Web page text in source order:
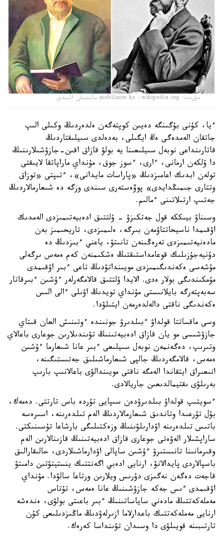
سۋرەت: mobilaser.kz ،wikipedia.org سايتىنان الىندى
ءيا، كۇنى بۇگىنگە دەيىن كوپتەگەن ەلدەردىڭ وكىلى الىپ
جاتقان الەمدەگى ەڭ ايگىلى، بەدەلدى سىيلىقتاردىڭ
قاتارىنداعى نوبەل سىيلىعىنا يە بولۋ قازاق اقىن-جازۋشىلارىنىڭ
دا ۇلكەن ارمانى، ءارى، ءسوز جوق، مۇنداي ماراپاتقا لايىقتى
تولەن ابدىك اعامىزدىڭ «پاراسات مايدانى»، ءتىپتى «توزاق
وتتارى جىمىڭدايدى» پوۆەستەرى سىندى وزگە دە شىعارمالاردىڭ
جەتىپ ارتىلاتىنى ءمالىم.
وسىناۋ بيىككە قول جەتكىزۋ - ۇلتتىق ادەبيەتىمىزدى الەمدىك
اۋقىمدا ناسيحاتتاۋمەن بىرگە، ەلىمىزدى، تاريحىمىز بەن
مادەنيەتىمىزدى تەرەڭىنەن تانىتۋ، ياعني ءبىزدىڭ دە
دۇنيەجۇزىلىك قوعامداستىقتىڭ ەشكىمنەن كەم ەمەس ىرگەلى
مۇشەسى ەكەندىگىمىزدى مويىنداتۋدىڭ تاعى ءبىر اۋقىمدى
مۇمكىندىگى بولار ەدى. الايدا ۇلتتىق قالامگەرلەر ءۇشىن ءبىرقاتار
سەبەپتەرگە بايلانىستى مۇنداي تويدىڭ اۋىلى ءالى الىس
ەكەندىگى ناقتى دالەلدەرمەن ايتىلۋدا.
وسى ماقساتتا قولداۋ ءبىلدىرۋ جونىندە ءوتىنىش العان قىتاي
جازۋشىسى مو يان قازاق ادەبيەتىنىڭ تۋىندىلارىن جوعارى باعالاي
وتىرىپ، دەگەنمەن نوبەل سىيلىعى ءبىر عانا شىعارما ءۇشىن
ەمەس، قالامگەردىڭ جالپى شىعارماشىلىق جەتىستىگىنە،
انىعىراق ايتقاندا الەمگە ناقتى مويىندالۋى باعالانىپ بارىپ
بەرىلۋى ىقتيمالدىعىن جاريالادى.
ءسويتىپ قولداۋ بىلدىرۋدەن سىپايى تۇردە باس تارتتى. دەمەك،
بۇل تۇرعىدا وتاندىق شىعارمالاردىڭ الەم تىلدەرىنە، اسىرەسە
باتىس تىلدەرىنە اۋدارىلۋىنىڭ وزەكتىلىگى بارشاعا تۇسىنىكتى.
ساراپشىلار الەۋەتى جوعارى قازاق ادەبيەتىنىڭ قازىنالارىن الەم
وقىرمانىنا تانىستىرۋ ءۇشىن ساپالى اۋدارماشىلاردى، حالىقارالىق
باسپالاردى پايدالانۋ، ارنايى ادەبي اگەنتتىك ينستيتۋتىن دامىتۋ
قاجەت دەگەن نەگىزى دۇرىس ويلارىن ورتاعا سالۋدا. مۇنداي
اۋقىمدى ءىس جەكە جازۋشىنىڭ عانا ەمەس، تۇتاس
مەملەكەتتىڭ مادەني ساياساتىنىڭ ءبىر باعىتى بولۋى، ەندەشە
ارنايى مەملەكەتتىك باعدارلاما ازىرلەۋدىڭ ماڭىزدىلىعى كۇن
تارتىبىنە قويىلۋى دا وسىدان تۋىنداسا كەرەك.